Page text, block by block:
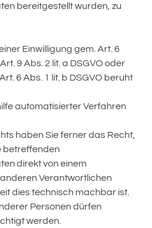
bereitgestellt wurden, zu
Einwilligung gem. Art. 6
9 Abs. 2 lit. a DSGVO oder
6 Abs. 1 lit. b DSGVO beruht
automatisierter Verfahren
haben Sie ferner das Recht,
betreffenden
direkt von einem
Verantwortlichen
dies technisch machbar ist.
Personen dürfen
werden.